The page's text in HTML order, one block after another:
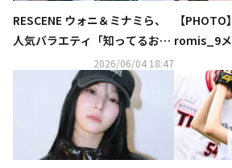
RESCENE ウォニ＆ミナミら、
人気バラエティ「知ってるお兄
さん」に出演決定！2026/06/04 18:47
【
romis_9メ
「